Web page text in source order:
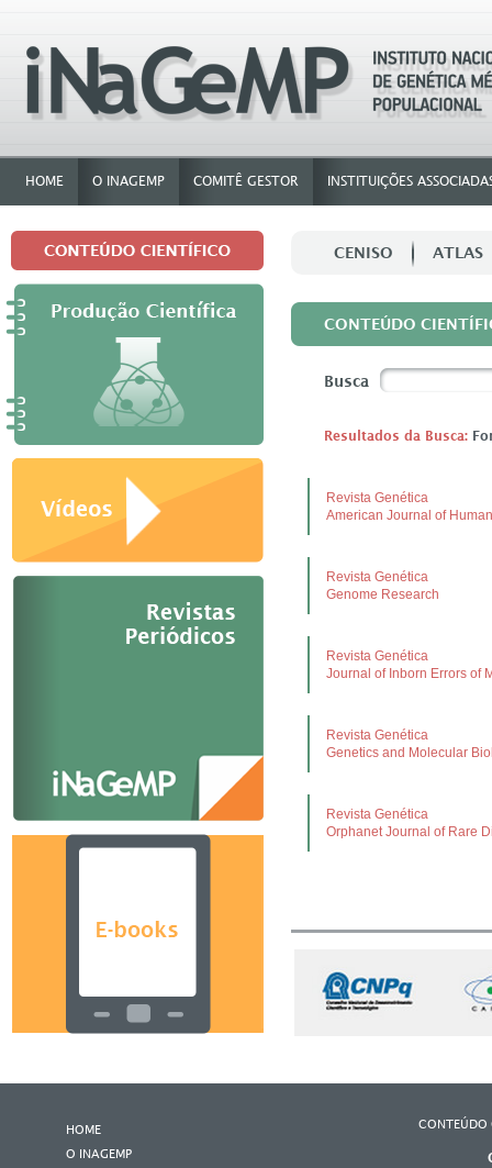
HOME O INAGEMP COMITÊ GESTOR INSTITUIÇÕES
CENISO ATLAS
CONTEÚDO
Busca
Resultados da Busca:
Revista Genética
American Journal of
Revista Genética
Genome Research
Revista Genética
Journal of Inborn Errors of
Revista Genética
Genetics and Molecular
Revista Genética
Orphanet Journal of Rare
HOME
O INAGEMP